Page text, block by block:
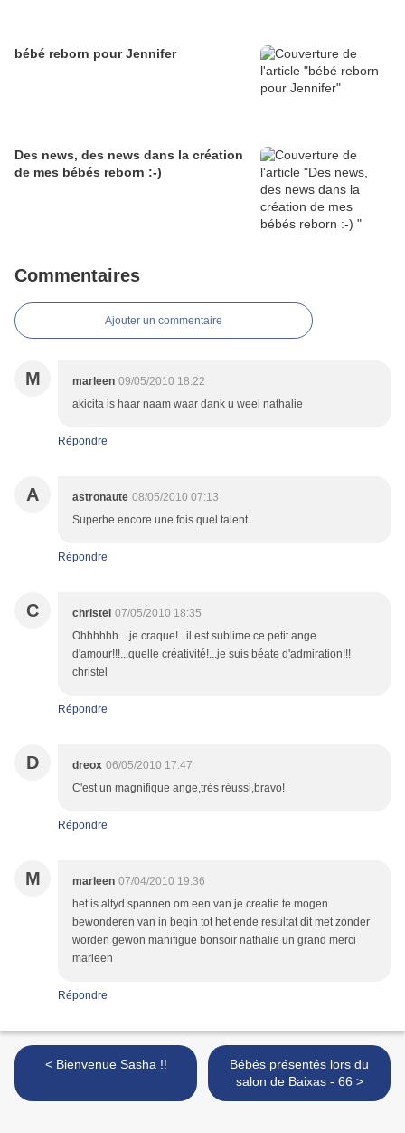
bébé reborn pour Jennifer
Des news, des news dans la création
de mes bébés reborn :-)
Commentaires
Ajouter un commentaire
M marleen 09/05/2010 18:22
akicita is haar naam waar dank u weel nathalie
Répondre
A astronaute 08/05/2010 07:13
Superbe encore une fois quel talent.
Répondre
C christel 07/05/2010 18:35
Ohhhhhh....je craque!...il est sublime ce petit ange
d'amour!!!...quelle créativité!...je suis béate d'admiration!!!
christel
Répondre
D dreox 06/05/2010 17:47
C'est un magnifique ange,trés réussi,bravo!
Répondre
M marleen 07/04/2010 19:36
het is altyd spannen om een van je creatie te mogen
bewonderen van in begin tot het ende resultat dit met zonder
worden gewon manifigue bonsoir nathalie un grand merci
marleen
Répondre
< Bienvenue Sasha !!
Bébés présentés lors du
salon de Baixas - 66 >